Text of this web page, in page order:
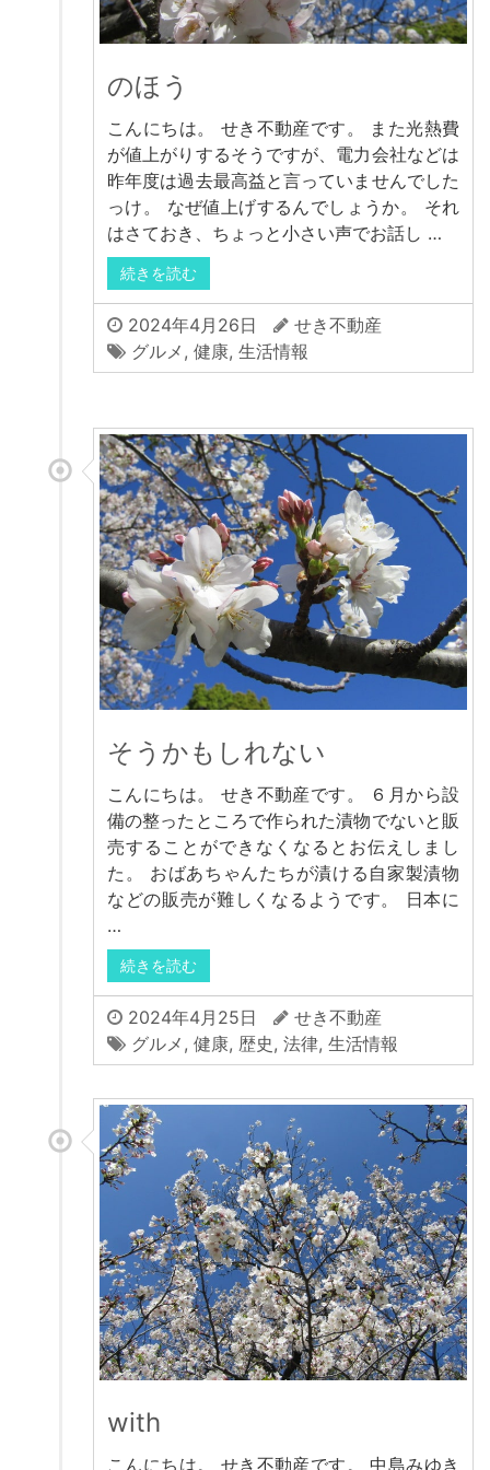
のほう
こんにちは。 せき不動産です。 また光熱費
が値上がりするそうですが、電力会社などは
昨年度は過去最高益と言っていませんでした
っけ。 なぜ値上げするんでしょうか。 それ
はさておき、ちょっと小さい声でお話し …
続きを読む
2024年4月26日
せき不動産
グルメ , 健康, 生活情報
そうかもしれない
こんにちは。 せき不動産です。 ６月から設
備の整ったところで作られた漬物でないと販
売することができなくなるとお伝えしまし
た。 おばあちゃんたちが漬ける自家製漬物
などの販売が難しくなるようです。 日本に
…
続きを読む
2024年4月25日
せき不動産
グルメ , 健康, 歴史, 法律, 生活情報
with
こんにちは。 せき不動産です。 中島みゆき